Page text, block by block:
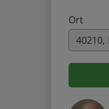
Ort